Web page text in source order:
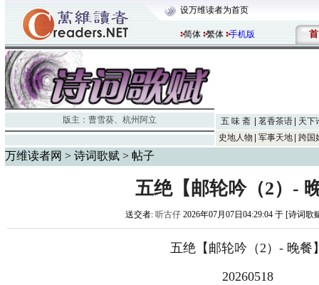
设万维读者为首页
简体 繁体 手机版 首
版主： 曹雪葵、 杭州阿立 五 味 斋 茗香茶语
天下
史地人物
军事天地 跨国
万维读者网 > 诗词歌赋 > 帖子
五绝【邮轮吟（2）-
送交者: 听古仔2026年07月07日04:29:04 于 [诗词歌
五绝【邮轮吟（2）- 晚餐
20260518